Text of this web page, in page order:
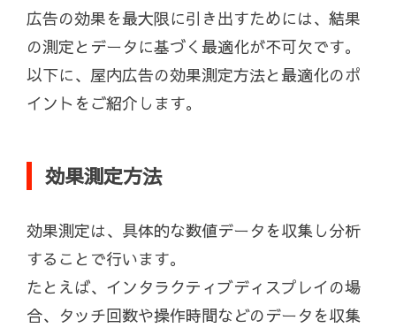
広告の効果を最大限に引き出すためには、結果
の測定とデータに基づく最適化が不可欠です。
以下に、屋内広告の効果測定方法と最適化のポ
イントをご紹介します。
効果測定方法
効果測定は、具体的な数値データを収集し分析
することで行います。
たとえば、インタラクティブディスプレイの場
合、タッチ回数や操作時間などのデータを収集